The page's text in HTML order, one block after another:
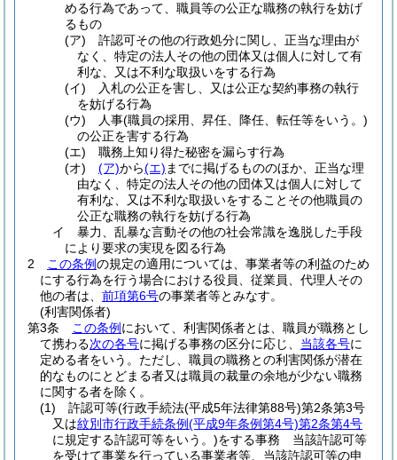
める行為であって、職員等の公正な職務の執行を妨げ
るもの
(ア)
許認可その他の行政処分に関し、正当な理由が
なく、特定の法人その他の団体又は個人に対して有
利な、又は不利な取扱いをする行為
(イ)
入札の公正を害し、又は公正な契約事務の執行
を妨げる行為
(ウ)
人事(職員の採用、昇任、降任、転任等をいう。)
の公正を害する行為
(エ)
職務上知り得た秘密を漏らす行為
(オ)
(ア)から(エ) までに掲げるもののほか、正当な理
由なく、特定の法人その他の団体又は個人に対して
有利な、又は不利な取扱いをすることその他職員の
公正な職務の執行を妨げる行為
イ
暴力、乱暴な言動その他の社会常識を逸脱した手段
により要求の実現を図る行為
2
この条例の規定の適用については、事業者等の利益のため
にする行為を行う場合における役員、従業員、代理人その
他の者は、 前項第6号の事業者等とみなす。
(利害関係者)
第3条
この条例 において、利害関係者とは、職員が職務とし
て携わる次の各号に掲げる事務の区分に応じ、 当該各号に
定める者をいう。 ただし、職員の職務との利害関係が潜在
的なものにとどまる者又は職員の裁量の余地が少ない職務
に関する者を除く。
(1)
許認可等(行政手続法(平成5年法律第88号)第2条第3号
又は紋別市行政手続条例(平成9年条例第4号)第2条第4号
に規定する許認可等をいう。)をする事務 当該許認可等
を受けて事業を行っている事業者等、当該許認可等の申